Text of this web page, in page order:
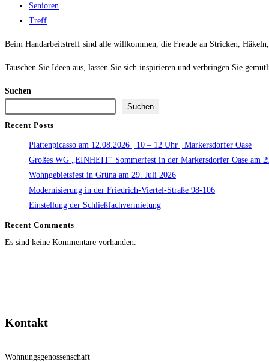
Senioren
Treff
Beim Handarbeitstreff sind alle willkommen, die Freude an Stricken,
Tauschen Sie Ideen aus, lassen Sie sich inspirieren und verbringen Sie
Suchen
Suchen
Recent Posts
Plattenpicasso am 12.08.2026 | 10 – 12 Uhr | Markersdorfer Oase
Großes WG „EINHEIT“ Sommerfest in der Markersdorfer Oase am
Wohngebietsfest in Grüna am 29. Juli 2026
Modernisierung in der Friedrich-Viertel-Straße 98-106
Einstellung der Schließfachvermietung
Recent Comments
Es sind keine Kommentare vorhanden.
Kontakt
Wohnungsgenossenschaft